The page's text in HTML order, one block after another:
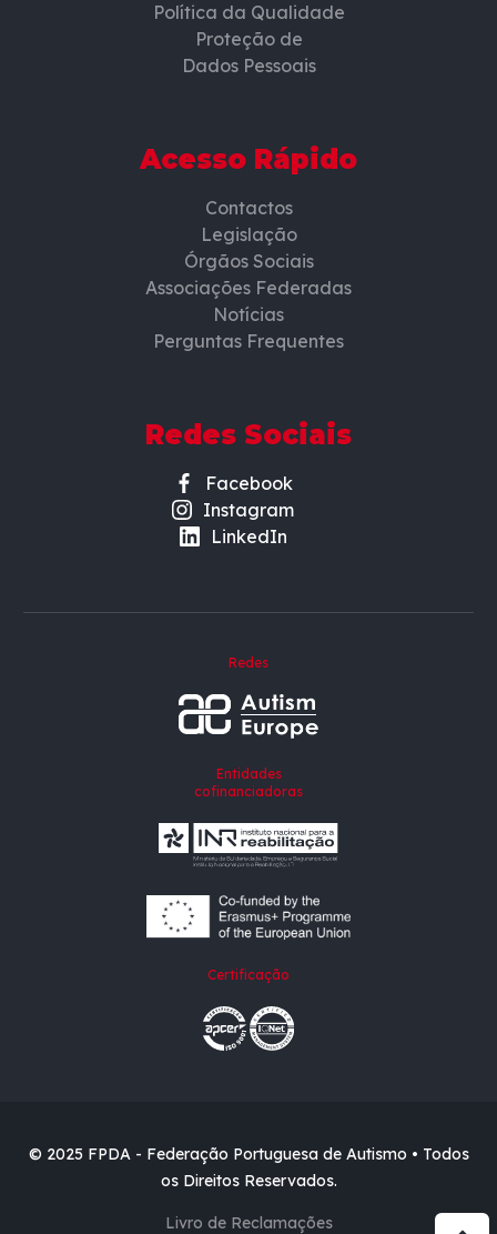
Política da Qualidade
Proteção de
Dados Pessoais
Acesso Rápido
Contactos
Legislação
Órgãos Sociais
Associações Federadas
Notícias
Perguntas Frequentes
Redes Sociais
Facebook
Instagram
LinkedIn
Redes
Entidades
cofinanciadoras
Certificação
© 2025 FPDA - Federação Portuguesa de Autismo • Todos
os Direitos Reservados.
Livro de Reclamações